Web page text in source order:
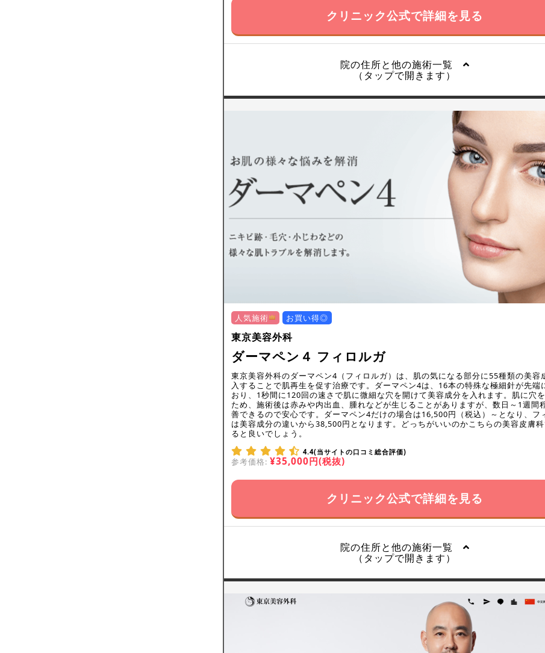
クリニック公式で詳細を見る
院の住所と他の施術一覧
（タップで開きます）
人気施術 お買い得◎
東京美容外科
ダーマペン４ フィロルガ
東京美容外科のダーマペン4（フィロルガ）は、肌の気になる部分に55種類の美容
入することで肌再生を促す治療です。ダーマペン4は、16本の特殊な極細針が先端
おり、1秒間に120回の速さで肌に微細な穴を開けて美容成分を入れます。肌に穴
ため、施術後は赤みや内出血、腫れなどが生じることがありますが、数日～1週間
善できるので安心です。ダーマペン4だけの場合は16,500円（税込）～となり、フ
は美容成分の違いから38,500円となります。どっちがいいのかこちらの美容皮膚
ると良いでしょう。
4.4(当サイトの口コミ総合評価)
参考価格: ¥35,000円(税抜)
クリニック公式で詳細を見る
院の住所と他の施術一覧
（タップで開きます）